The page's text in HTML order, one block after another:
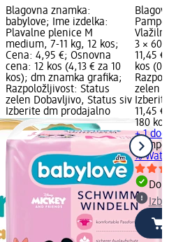
Blagovna znamka:
babylove; Ime izdelka:
Plavalne plenice M
medium, 7-11 kg, 12 kos;
Cena: 4,95 €; Osnovna
cena: 12 kos (4,13 € za 10
kos); dm znamka grafika;
Razpoložljivost: Status
zelen Dobavljivo, Status siv
Izberite dm prodajalno
Vlažilni
3 × 60,
11,45 €;
kos
zelen
Izberite
11,45 €
180 kos
+ 1
Pampers
%